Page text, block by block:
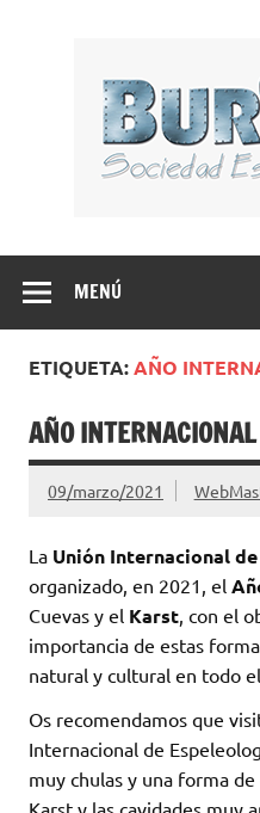
Espeleología Caving
Turtziotz -Trucios
Leize,
MENÚ
ETIQUETA:AÑO
AÑO
09/marzo/2021
La Unión Internacional
organizado, en 2021, el
Cuevas y el Karst, con el
importancia de estas
natural y cultural en todo
Os recomendamos que
Internacional de
muy chulas y una forma